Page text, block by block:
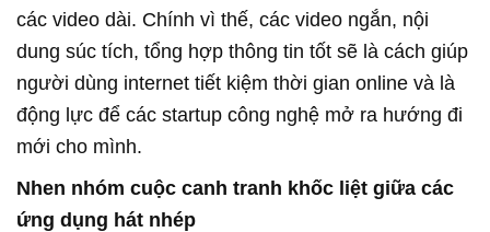
các video dài. Chính vì thế, các video ngắn, nội
dung súc tích, tổng hợp thông tin tốt sẽ là cách giúp
người dùng internet tiết kiệm thời gian online và là
động lực để các startup công nghệ mở ra hướng đi
mới cho mình.
Nhen nhóm cuộc canh tranh khốc liệt giữa các
ứng dụng hát nhép